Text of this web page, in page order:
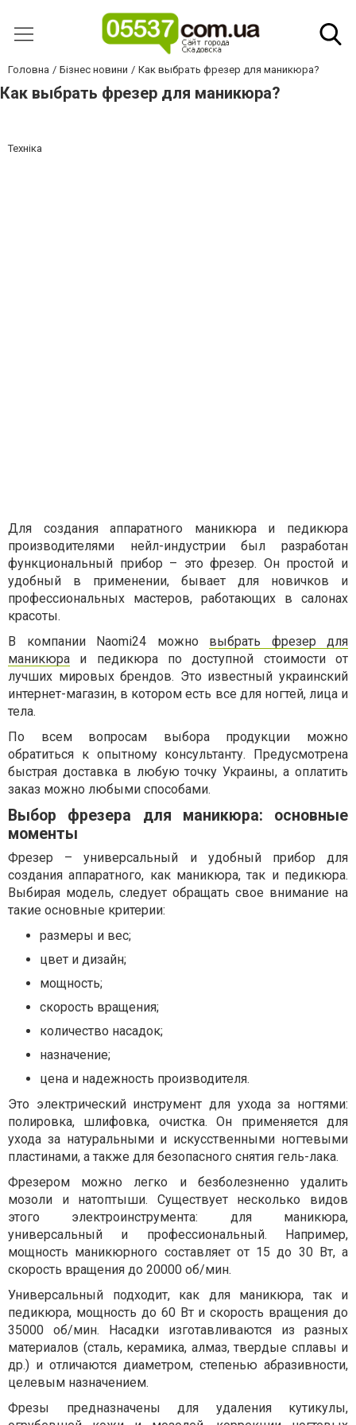
Головна Бізнес новини Как выбрать фрезер для маникюра?
Как выбрать фрезер для маникюра?
Техніка
Для создания аппаратного маникюра и педикюра
производителями нейл-индустрии был разработан
функциональный прибор – это фрезер. Он простой и
удобный в применении, бывает для новичков и
профессиональных мастеров, работающих в салонах
красоты.
В компании Naomi24 можно выбрать фрезер для
маникюра и педикюра по доступной стоимости от
лучших мировых брендов. Это известный украинский
интернет-магазин, в котором есть все для ногтей, лица и
тела.
По всем вопросам выбора продукции можно
обратиться к опытному консультанту. Предусмотрена
быстрая доставка в любую точку Украины, а оплатить
заказ можно любыми способами.
Выбор фрезера для маникюра: основные
моменты
Фрезер – универсальный и удобный прибор для
создания аппаратного, как маникюра, так и педикюра.
Выбирая модель, следует обращать свое внимание на
такие основные критерии:
размеры и вес;
цвет и дизайн;
мощность;
скорость вращения;
количество насадок;
назначение;
цена и надежность производителя.
Это электрический инструмент для ухода за ногтями:
полировка, шлифовка, очистка. Он применяется для
ухода за натуральными и искусственными ногтевыми
пластинами, а также для безопасного снятия гель-лака.
Фрезером можно легко и безболезненно удалить
мозоли и натоптыши. Существует несколько видов
этого электроинструмента: для маникюра,
универсальный и профессиональный. Например,
мощность маникюрного составляет от 15 до 30 Вт, а
скорость вращения до 20000 об/мин.
Универсальный подходит, как для маникюра, так и
педикюра, мощность до 60 Вт и скорость вращения до
35000 об/мин. Насадки изготавливаются из разных
материалов (сталь, керамика, алмаз, твердые сплавы и
др.) и отличаются диаметром, степенью абразивности,
целевым назначением.
Фрезы предназначены для удаления кутикулы,